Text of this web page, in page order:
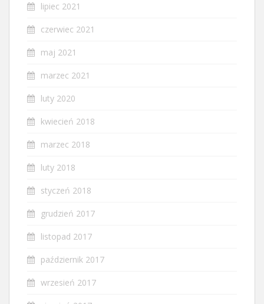
lipiec 2021
czerwiec 2021
maj 2021
marzec 2021
luty 2020
kwiecień 2018
marzec 2018
luty 2018
styczeń 2018
grudzień 2017
listopad 2017
październik 2017
wrzesień 2017